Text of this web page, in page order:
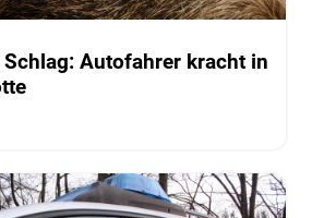
Autofahrer kracht in